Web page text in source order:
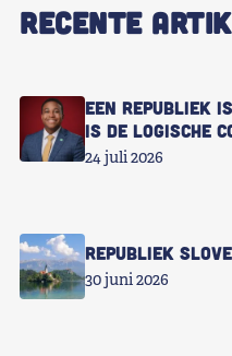
RECENTE
Een republiek
is de logische
24 juli 2026
Republiek
30 juni 2026